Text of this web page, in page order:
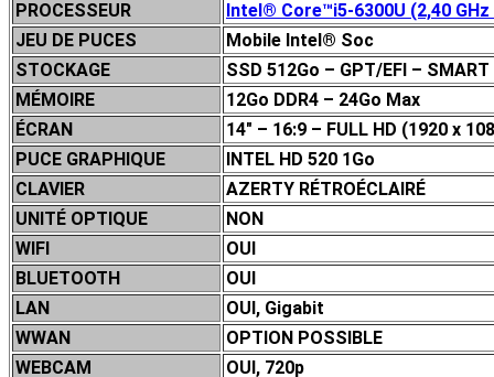
PROCESSEUR
Intel® Core™i5-6300U (2,40
JEU DE PUCES
Mobile Intel® Soc
STOCKAGE
SSD 512Go – GPT/EFI – SMART
MÉMOIRE
12Go DDR4 – 24Go Max
ÉCRAN
14″ – 16:9 – FULL HD (1920 x
PUCE GRAPHIQUE
INTEL HD 520 1Go
CLAVIER
AZERTY RÉTROÉCLAIRÉ
UNITÉ OPTIQUE
NON
WIFI
OUI
BLUETOOTH
OUI
LAN
OUI, Gigabit
WWAN
OPTION POSSIBLE
WEBCAM
OUI, 720p